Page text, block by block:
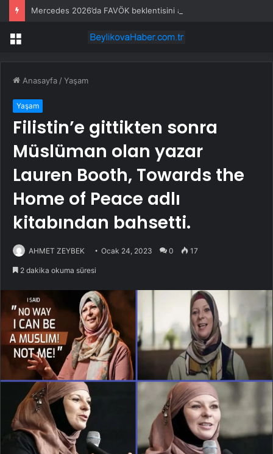
Mercedes 2026’da FAVÖK beklentisini aştı
Menü
Anasayfa /Yaşam
Yaşam
Filistin’e gittikten sonra
Müslüman olan yazar
Lauren Booth, Towards the
Home of Peace adlı
kitabından bahsetti.
AHMET ZEYBEK Ocak 24, 2023 0 17
2 dakika okuma süresi